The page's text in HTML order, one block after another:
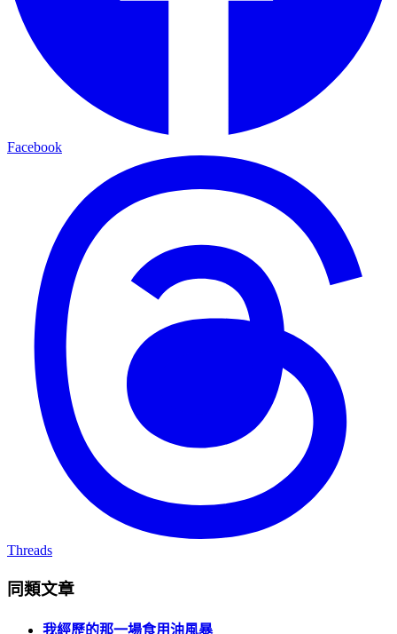
Facebook
Threads
同類文章
我經歷的那一場食用油風暴